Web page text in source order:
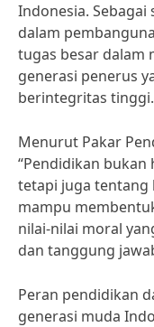
Indonesia.
dalam
tugas besar dalam
generasi penerus
berintegritas tinggi.
Menurut Pakar
“Pendidikan
tetapi juga tentang
mampu
nilai-nilai moral
dan tanggung
Peran pendidikan
generasi muda